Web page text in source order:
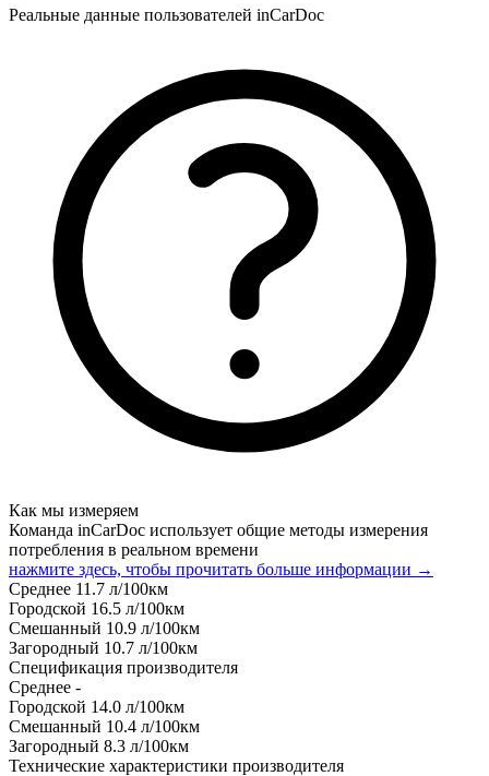
Реальные данные пользователей inCarDoc
Как мы измеряем
Команда inCarDoc использует общие методы измерения
потребления в реальном времени
нажмите здесь, чтобы прочитать больше информации →
Среднее 11.7 л/100км
Городской 16.5 л/100км
Смешанный 10.9 л/100км
Загородный 10.7 л/100км
Спецификация производителя
Среднее -
Городской 14.0 л/100км
Смешанный 10.4 л/100км
Загородный 8.3 л/100км
Технические характеристики производителя